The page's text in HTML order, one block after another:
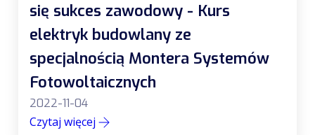
się sukces zawodowy - Kurs
elektryk budowlany ze
specjalnością Montera Systemów
Fotowoltaicznych
2022-11-04
Czytaj więcej